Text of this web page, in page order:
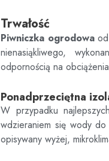
Trwałość
Piwniczka ogrodowa
nienasiąkliwego,
odpornością na
Ponadprzeciętna
W przypadku
wdzieraniem się wody do
opisywany wyżej,